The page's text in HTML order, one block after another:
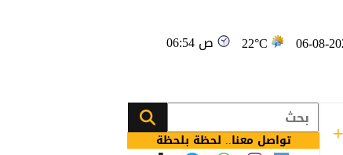
22°C 06:54 ص
تواصل معنا.. لحظة بلحظة